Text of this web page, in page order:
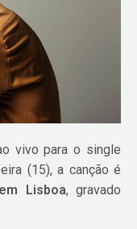
vivo para o single
(15), a canção é
Lisboa, gravado